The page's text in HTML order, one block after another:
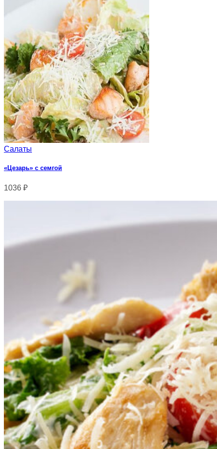
Салаты
«Цезарь» с семгой
1036 ₽